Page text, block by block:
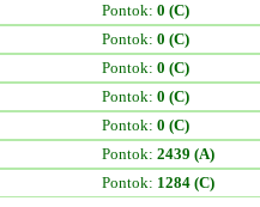
Pontok: 0 (C)
Pontok: 0 (C)
Pontok: 0 (C)
Pontok: 0 (C)
Pontok: 0 (C)
Pontok: 2439 (A)
Pontok: 1284 (C)